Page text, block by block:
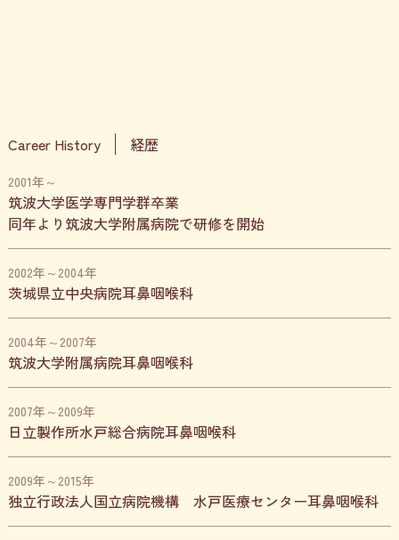
Career History 経歴
2001年～
筑波大学医学専門学群卒業
同年より筑波大学附属病院で研修を開始
2002年～2004年
茨城県立中央病院耳鼻咽喉科
2004年～2007年
筑波大学附属病院耳鼻咽喉科
2007年～2009年
日立製作所水戸総合病院耳鼻咽喉科
2009年～2015年
独立行政法人国立病院機構 水戸医療センター耳鼻咽喉科